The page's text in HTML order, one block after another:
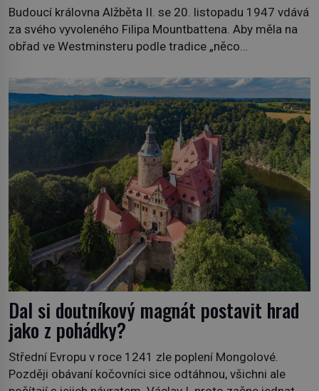
Budoucí královna Alžběta II. se 20. listopadu 1947 vdává
za svého vyvoleného Filipa Mountbattena. Aby měla na
obřad ve Westminsteru podle tradice „něco
soukromé kolekce – diamantovou tiáru královny Marie.
„Je to ošklivá špičatá tiára,“ zhodnotil klenot britský
politik Sir Henry Channon (1897–1958), když si […]
Dal si doutníkový magnát postavit hrad
jako z pohádky?
Střední Evropu v roce 1241 zle poplení Mongolové.
Později obávaní kočovníci sice odtáhnou, všichni ale